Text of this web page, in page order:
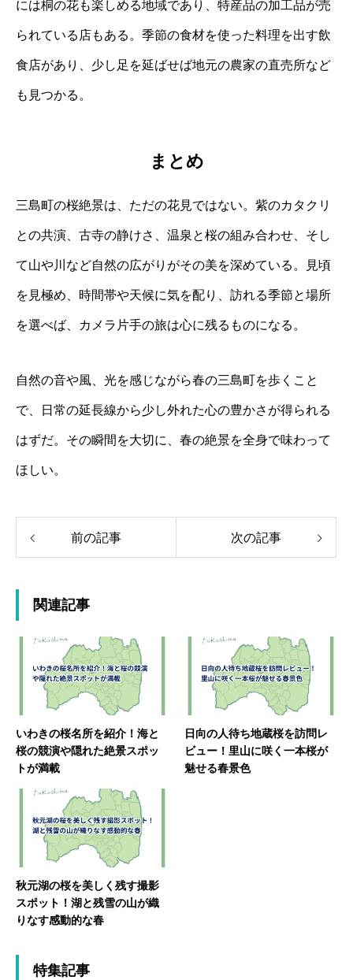
には桐の花も楽しめる地域であり、特産品の加工品が売
られている店もある。季節の食材を使った料理を出す飲
食店があり、少し足を延ばせば地元の農家の直売所など
も見つかる。
まとめ
三島町の桜絶景は、ただの花見ではない。紫のカタクリ
との共演、古寺の静けさ、温泉と桜の組み合わせ、そし
て山や川など自然の広がりがその美を深めている。見頃
を見極め、時間帯や天候に気を配り、訪れる季節と場所
を選べば、カメラ片手の旅は心に残るものになる。
自然の音や風、光を感じながら春の三島町を歩くこと
で、日常の延長線から少し外れた心の豊かさが得られる
はずだ。その瞬間を大切に、春の絶景を全身で味わって
ほしい。
前の記事 次の記事
関連記事
いわきの桜名所を紹介！海と
桜の競演や隠れた絶景スポッ
トが満載
日向の人待ち地蔵桜を訪問レ
ビュー！里山に咲く一本桜が
魅せる春景色
秋元湖の桜を美しく残す撮影
スポット！湖と残雪の山が織
りなす感動的な春
特集記事